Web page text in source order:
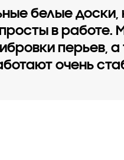
белые
в
перьев,
очень